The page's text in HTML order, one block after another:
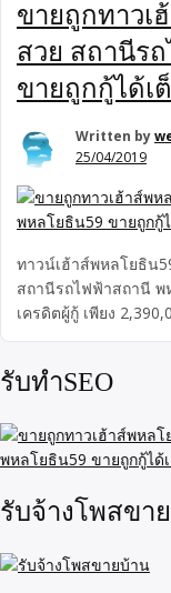
ขายถูกทาวเ
สวย สถานีร
ขายถูกกู้ได้เ
Written by
25/04/2019
ทาวน์เฮ้าส์พหลโยธิน
สถานีรถไฟฟ้าสถานี พ
เครดิตผู้กู้ เพียง
2,390,000 บ
รับทำSEO
รับจ้างโพสขา